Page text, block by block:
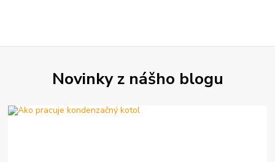
Novinky z nášho blogu